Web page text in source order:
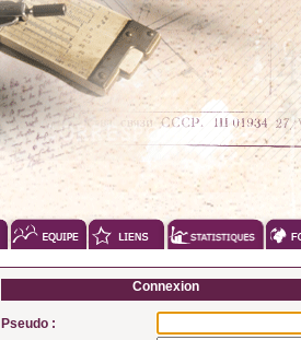
Connexion
Pseudo :